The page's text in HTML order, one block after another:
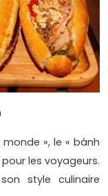
», le « bánh
les voyageurs.
style culinaire